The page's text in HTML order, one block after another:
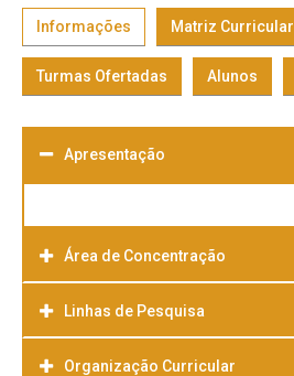
Informações Matriz Curricular
Turmas Ofertadas Alunos
Apresentação
Área de Concentração
Direitos Sociais
Linhas de Pesquisa
Organização Curricular